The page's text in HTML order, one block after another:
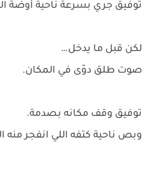
توفيق جري بسرعة ناحية أوضة
لكن قبل ما يدخل…
صوت طلق دوّى في المكان.
توفيق وقف مكانه بصدمة.
وبص ناحية كتفه اللي انفجر منه